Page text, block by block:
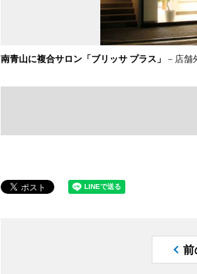
南青山に複合サロン「ブリッサ プラス」 －店舗
前